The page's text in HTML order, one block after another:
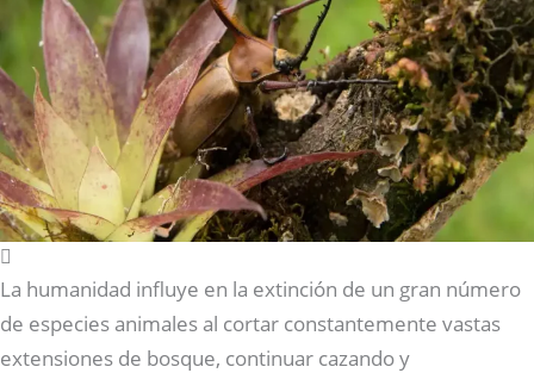
La humanidad influye en la extinción de un gran número
de especies animales al cortar constantemente vastas
extensiones de bosque, continuar cazando y